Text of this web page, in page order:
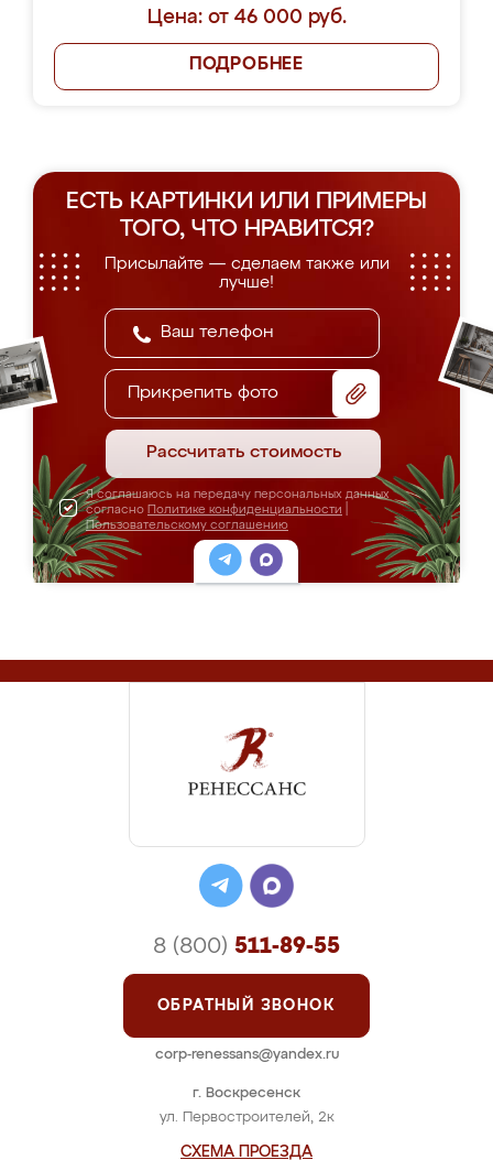
Цена: от 46 000 руб.
ПОДРОБНЕЕ
ЕСТЬ КАРТИНКИ ИЛИ ПРИМЕРЫ
ТОГО, ЧТО НРАВИТСЯ?
Присылайте — сделаем также или
лучше!
Прикрепить фото
Рассчитать стоимость
Я соглашаюсь на передачу персональных данных
согласно Политике конфиденциальности
Пользовательскому соглашению
г. Воскресенск
ул. Первостроителей, 2к
СХЕМА ПРОЕЗДА
8 (800) 511-89-55
ОБРАТНЫЙ ЗВОНОК
corp-renessans@yandex.ru